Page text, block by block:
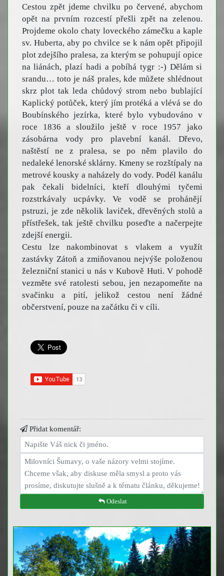
Cestou zpět jdeme chvilku po červené, abychom
opět na prvním rozcestí přešli zpět na zelenou.
Projdeme okolo chaty loveckého zámečku a kaple
sv. Huberta, aby po chvilce se k nám opět připojil
plot zdejšího pralesa, za kterým se pohupují opice
na liánách, plazí hadi a pobíhá tygr :-) Dělám si
srandu… toto je náš prales, kde můžete shlédnout
skrz plot tak leda chůdový strom nebo bublající
Kaplický potůček, který jím protéká a vlévá se do
Boubínského jezírka, které bylo vybudováno v
roce 1836 a sloužilo ještě v roce 1957 jako
zásobárna vody pro plavební kanál. Dřevo,
naštěstí ne z pralesa, se po něm plavilo do
nedaleké lenorské sklárny. Kmeny se rozštípaly na
metrové kousky a naházely do vody. Podél kanálu
pak čekali bidelníci, kteří dlouhými tyčemi
rozstrkávaly ucpávky. Ve vodě se prohánějí
pstruzi, je zde několik laviček, dřevěných stolů a
přístřešek, tak ještě chvilku poseďte a načerpejte
zdejší energii.
Cestu lze nakombinovat s vlakem a využít
zastávky Zátoň a zmiňovanou nejvýše položenou
železniční stanici u nás v Kubově Huti. V pohodě
vezměte své ratolesti sebou, jen nezapomeňte na
svačinku a pití, jelikož cestou není žádné
občerstvení, pouze na začátku či v cíli.
Přidat komentář:
Odeslat